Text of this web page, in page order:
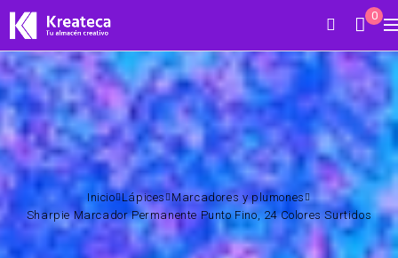
0
Inicio Lápices
Marcadores y plumones
Sharpie Marcador Permanente Punto Fino, 24 Colores Surtidos